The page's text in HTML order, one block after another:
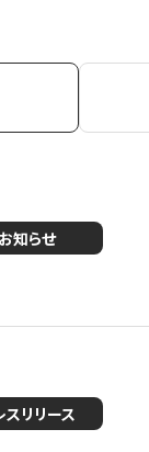
お知らせ
スリリース